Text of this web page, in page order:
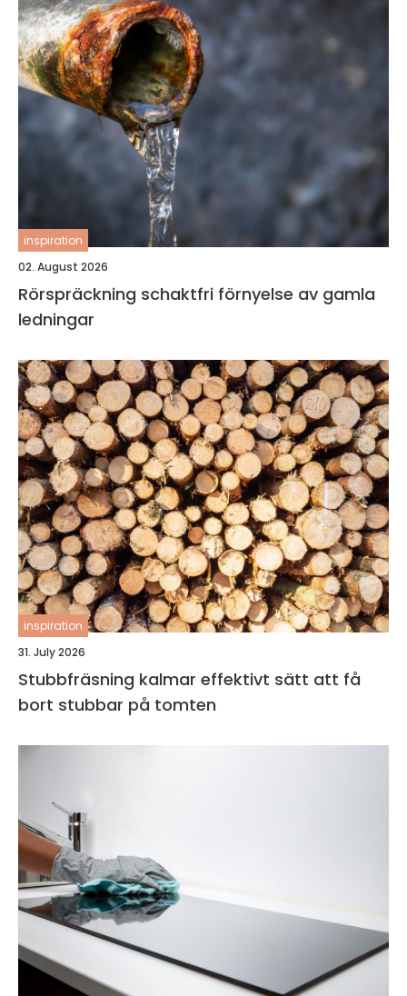
inspiration
02. August 2026
Rörspräckning schaktfri förnyelse av gamla
ledningar
inspiration
31. July 2026
Stubbfräsning kalmar effektivt sätt att få
bort stubbar på tomten